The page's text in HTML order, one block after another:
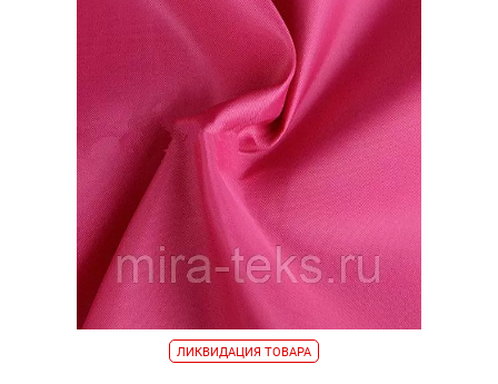
ЛИКВИДАЦИЯ ТОВАРА